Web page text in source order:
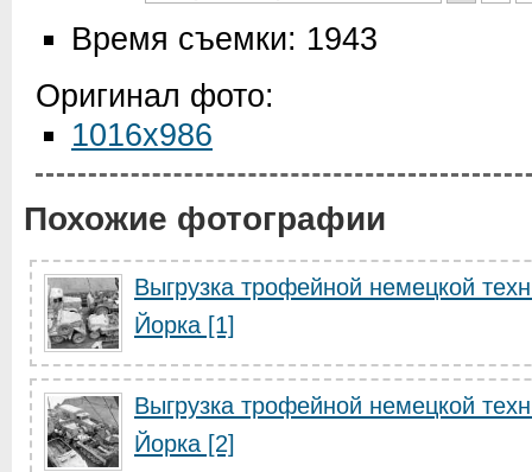
Время съемки: 1943
Оригинал фото:
1016x986
Похожие фотографии
Выгрузка трофейной немецкой
Йорка [1]
Выгрузка трофейной немецкой
Йорка [2]